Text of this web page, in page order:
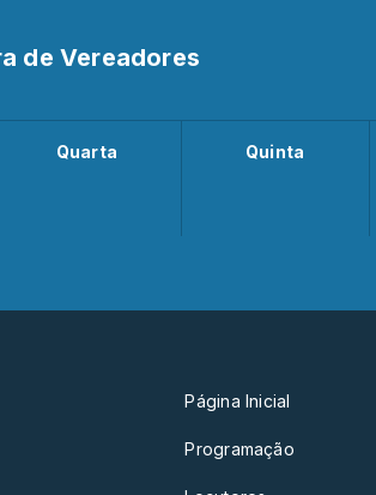
de Vereadores
Quarta Quinta
Página Inicial
Programação